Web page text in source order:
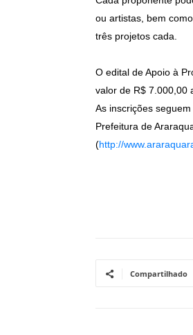
ou artistas, bem
três projetos cada.
O edital de Apoio à
valor de R$ 7.000,00
As inscrições
Prefeitura de
(http://
Compartilhado